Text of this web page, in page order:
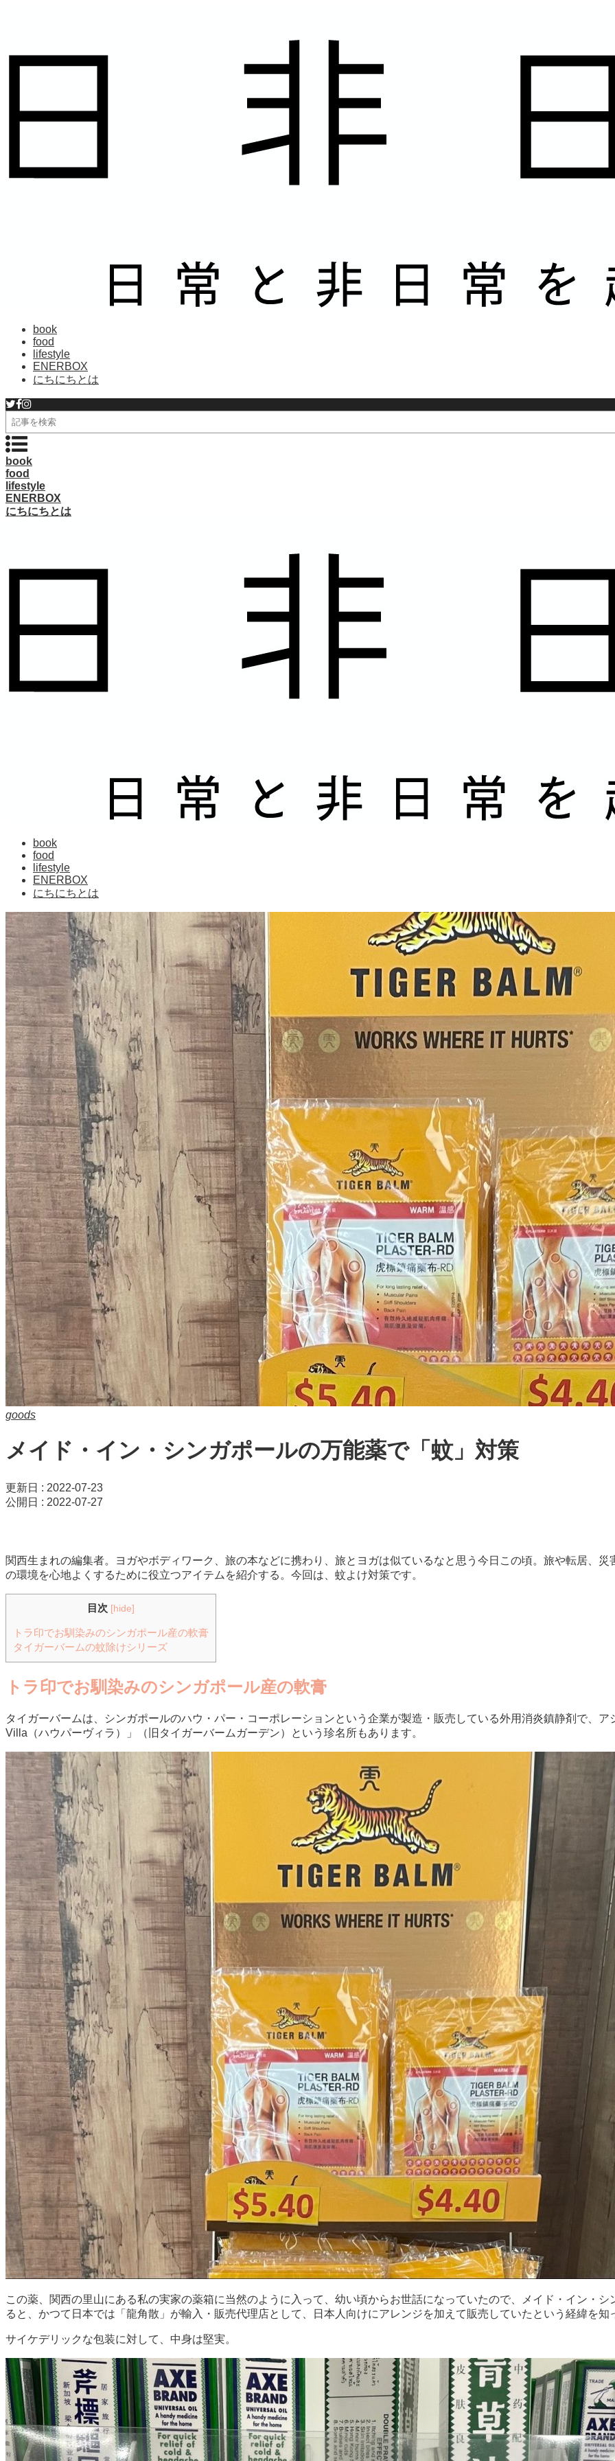
book
food
lifestyle
ENERBOX
にちにちとは
検
索
book
food
lifestyle
ENERBOX
にちにちとは
book
food
lifestyle
ENERBOX
にちにちとは
goods
メイド・イン・シンガポールの万能薬で「蚊」対策
更新日 : 2022-07-23
公開日 : 2022-07-27
関西生まれの編集者。ヨガやボディワーク、旅の本などに携わり、旅とヨガは似ているなと思う今日この頃。旅や転居、
の環境を心地よくするために役立つアイテムを紹介する。今回は、蚊よけ対策です。
目次 [hide]
トラ印でお馴染みのシンガポール産の軟膏
タイガーバームの蚊除けシリーズ
トラ印でお馴染みのシンガポール産の軟膏
タイガーバームは、シンガポールのハウ・パー・コーポレーションという企業が製造・販売している外用消炎鎮静剤で、
Villa（ハウパーヴィラ）」（旧タイガーバームガーデン）という珍名所もあります。
この薬、関西の里山にある私の実家の薬箱に当然のように入って、幼い頃からお世話になっていたので、メイド・イン・
ると、かつて日本では「龍角散」が輸入・販売代理店として、日本人向けにアレンジを加えて販売していたという経緯を
サイケデリックな包装に対して、中身は堅実。